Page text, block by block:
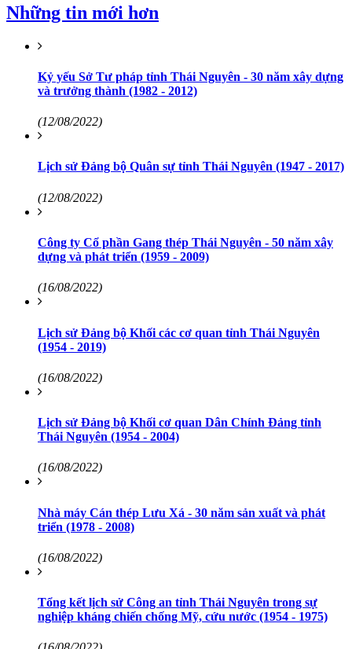
Những tin mới hơn
Kỷ yếu Sở Tư pháp tỉnh Thái Nguyên - 30 năm xây dựng
và trưởng thành (1982 - 2012)
(12/08/2022)
Lịch sử Đảng bộ Quân sự tỉnh Thái Nguyên (1947 - 2017)
(12/08/2022)
Công ty Cổ phần Gang thép Thái Nguyên - 50 năm xây
dựng và phát triển (1959 - 2009)
(16/08/2022)
Lịch sử Đảng bộ Khối các cơ quan tỉnh Thái Nguyên
(1954 - 2019)
(16/08/2022)
Lịch sử Đảng bộ Khối cơ quan Dân Chính Đảng tỉnh
Thái Nguyên (1954 - 2004)
(16/08/2022)
Nhà máy Cán thép Lưu Xá - 30 năm sản xuất và phát
triển (1978 - 2008)
(16/08/2022)
Tổng kết lịch sử Công an tỉnh Thái Nguyên trong sự
nghiệp kháng chiến chống Mỹ, cứu nước (1954 - 1975)